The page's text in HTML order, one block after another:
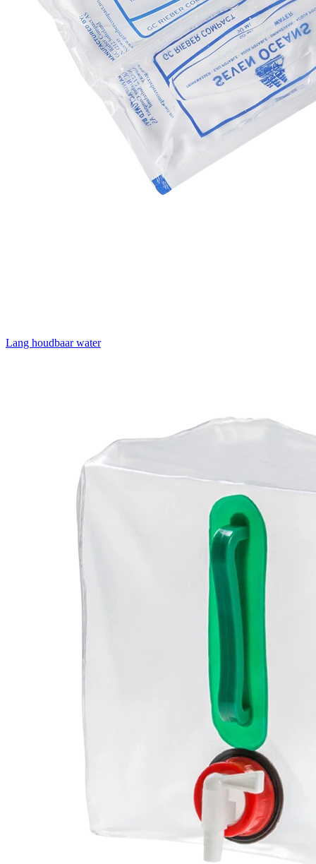
Lang houdbaar water